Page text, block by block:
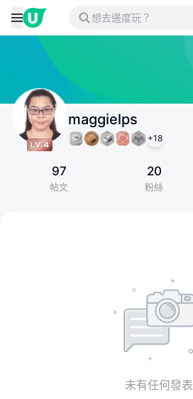
maggielps
+18
97
帖文
20
粉絲
未有任何發表